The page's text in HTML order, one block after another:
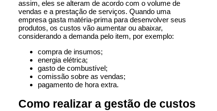
assim, eles se alteram de acordo com o volume de
vendas e a prestação de serviços. Quando uma
empresa gasta matéria-prima para desenvolver seus
produtos, os custos vão aumentar ou abaixar,
considerando a demanda pelo item, por exemplo:
compra de insumos;
energia elétrica;
gasto de combustível;
comissão sobre as vendas;
pagamento de hora extra.
Como realizar a gestão de custos